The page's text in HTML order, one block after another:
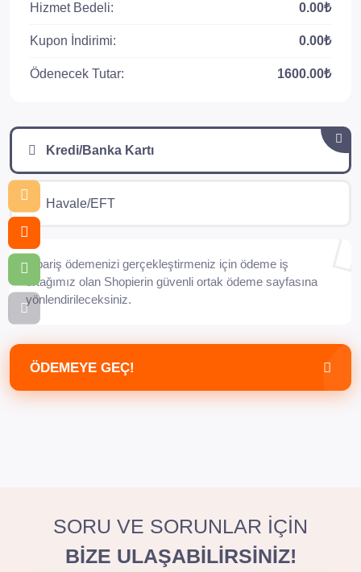
Hizmet Bedeli: 0.00₺
Kupon İndirimi: 0.00₺
Ödenecek Tutar: 1600.00₺
Kredi/Banka Kartı
Havale/EFT
Sipariş ödemenizi gerçekleştirmeniz için ödeme iş
ortağımız olan Shopierin güvenli ortak ödeme sayfasına
yönlendirileceksiniz.
ÖDEMEYE GEÇ!
SORU VE SORUNLAR İÇİN
BİZE ULAŞABİLİRSİNİZ!